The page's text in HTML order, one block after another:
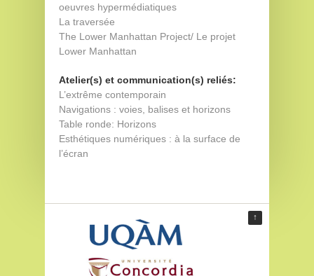
oeuvres hypermédiatiques
La traversée
The Lower Manhattan Project/ Le projet
Lower Manhattan
Atelier(s) et communication(s) reliés:
L’extrême contemporain
Navigations : voies, balises et horizons
Table ronde: Horizons
Esthétiques numériques : à la surface de
l’écran
↑